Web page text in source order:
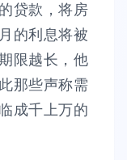
贷款，将房
的利息将被
限越长，他
那些声称需
成千上万的